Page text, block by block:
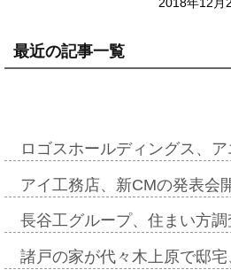
最近の記事一覧
ロゴスホールディングス、
アイ工務店、新CMの発表
長谷工グループ、住まい方
諸戸の家が代々木上原で邸